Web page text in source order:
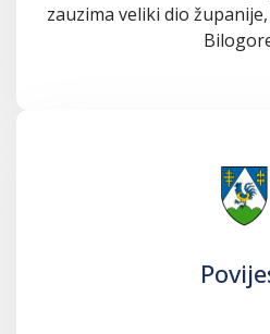
zauzima veliki dio